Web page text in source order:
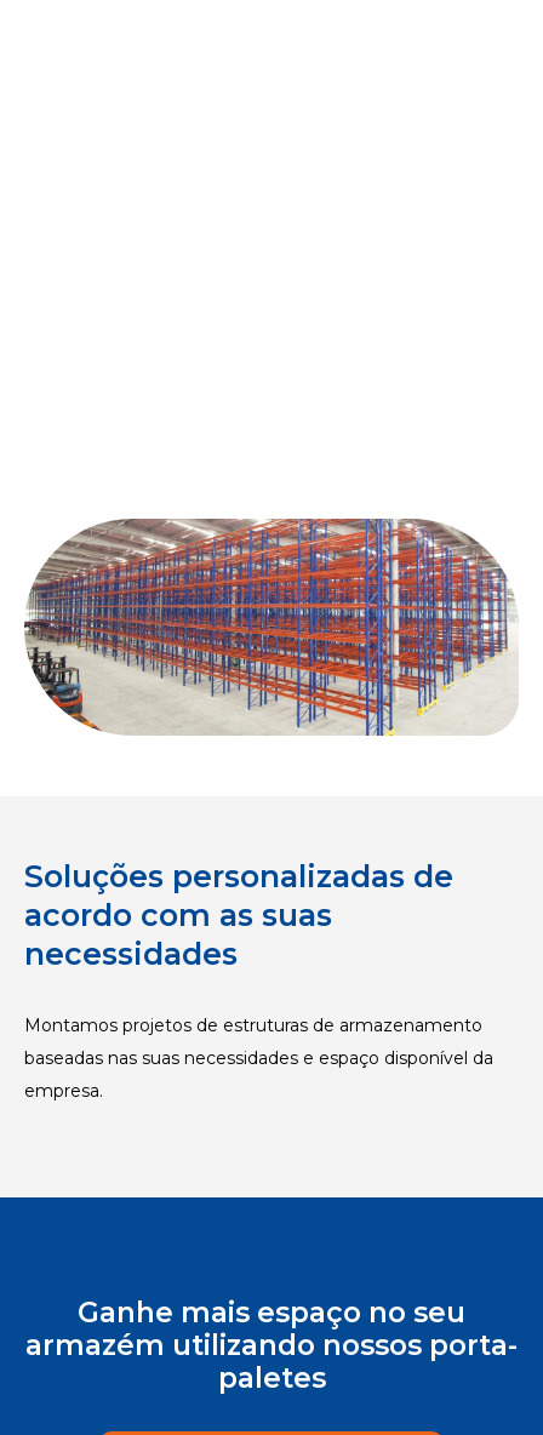
Soluções personalizadas de
acordo com as suas
necessidades
Montamos projetos de estruturas de armazenamento
baseadas nas suas necessidades e espaço disponível da
empresa.
Ganhe mais espaço no seu
armazém utilizando nossos porta-
paletes